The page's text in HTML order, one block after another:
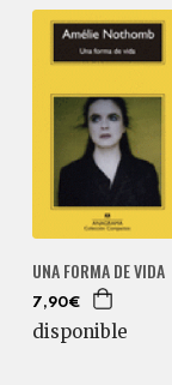
UNA FORMA DE VIDA
7,90€
disponible